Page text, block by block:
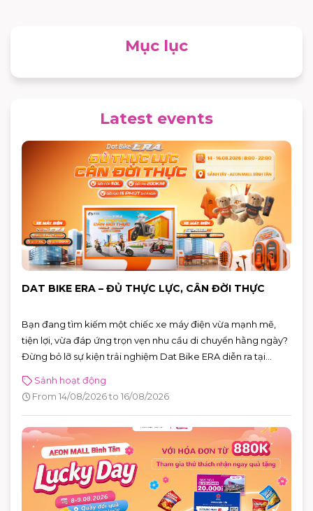
Mục lục
Latest events
DAT BIKE ERA – ĐỦ THỰC LỰC, CÂN ĐỜI THỰC
Bạn đang tìm kiếm một chiếc xe máy điện vừa mạnh mẽ,
tiện lợi, vừa đáp ứng trọn vẹn nhu cầu di chuyển hằng ngày?
Đừng bỏ lỡ sự kiện trải nghiệm Dat Bike ERA diễn ra tại
tiếp khám phá những mẫu xe điện thế hệ mới, đăng ký lái
thử và nhận nhiều phần quà hấp dẫn.
Sảnh hoạt động
From 14/08/2026 to 16/08/2026